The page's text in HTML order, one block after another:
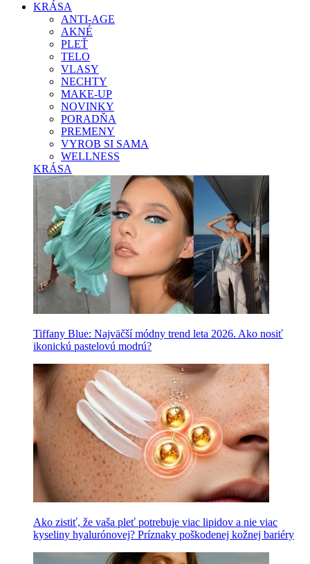
KRÁSA
ANTI-AGE
AKNÉ
PLEŤ
TELO
VLASY
NECHTY
MAKE-UP
NOVINKY
PORADŇA
PREMENY
VYROB SI SAMA
WELLNESS
KRÁSA
Tiffany Blue: Najväčší módny trend leta 2026. Ako nosiť
ikonickú pastelovú modrú?
Ako zistiť, že vaša pleť potrebuje viac lipidov a nie viac
kyseliny hyalurónovej? Príznaky poškodenej kožnej bariéry